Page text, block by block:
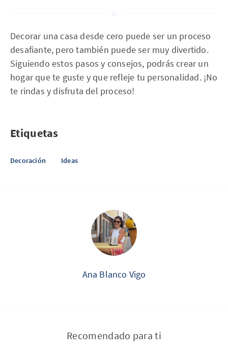
Decorar una casa desde cero puede ser un proceso
desafiante, pero también puede ser muy divertido.
Siguiendo estos pasos y consejos, podrás crear un
hogar que te guste y que refleje tu personalidad. ¡No
te rindas y disfruta del proceso!
Etiquetas
Decoración Ideas
Ana Blanco Vigo
Recomendado para ti